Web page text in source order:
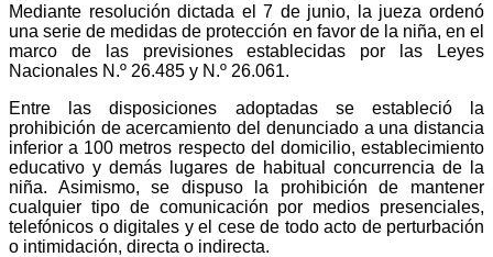
Mediante resolución dictada el 7 de junio, la jueza ordenó
una serie de medidas de protección en favor de la niña, en el
marco de las previsiones establecidas por las Leyes
Nacionales N.º 26.485 y N.º 26.061.
Entre las disposiciones adoptadas se estableció la
prohibición de acercamiento del denunciado a una distancia
inferior a 100 metros respecto del domicilio, establecimiento
educativo y demás lugares de habitual concurrencia de la
niña. Asimismo, se dispuso la prohibición de mantener
cualquier tipo de comunicación por medios presenciales,
telefónicos o digitales y el cese de todo acto de perturbación
o intimidación, directa o indirecta.